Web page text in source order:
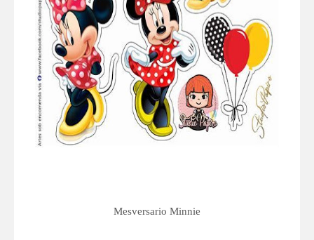
Mesversario Minnie